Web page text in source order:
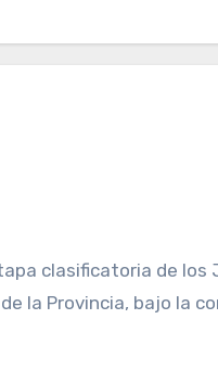
la Provincia, bajo la